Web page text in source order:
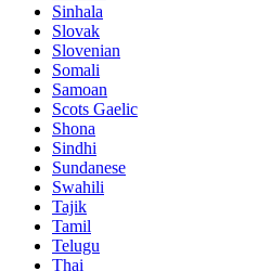
Sinhala
Slovak
Slovenian
Somali
Samoan
Scots Gaelic
Shona
Sindhi
Sundanese
Swahili
Tajik
Tamil
Telugu
Thai